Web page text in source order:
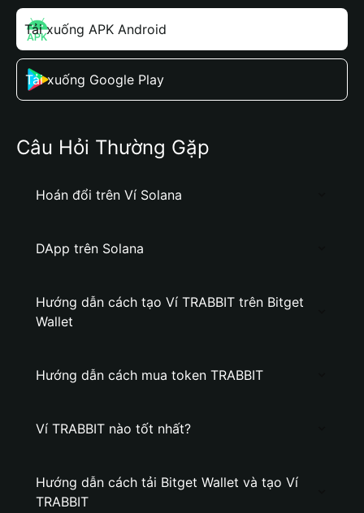
Tải xuống APK Android
Tải xuống Google Play
Câu Hỏi Thường Gặp
Hoán đổi trên Ví Solana
DApp trên Solana
Hướng dẫn cách tạo Ví TRABBIT trên Bitget
Wallet
Hướng dẫn cách mua token TRABBIT
Ví TRABBIT nào tốt nhất?
Hướng dẫn cách tải Bitget Wallet và tạo Ví
TRABBIT